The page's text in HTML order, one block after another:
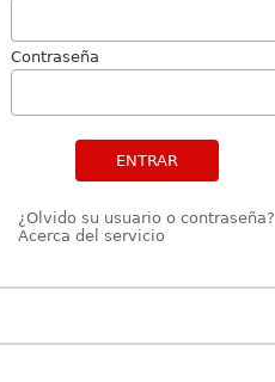
Contraseña
ENTRAR
¿Olvido su usuario o contraseña?
Acerca del servicio